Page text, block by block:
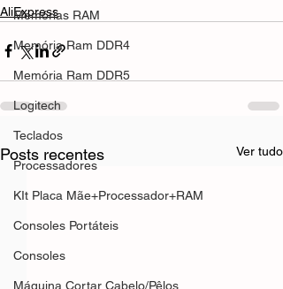
Memórias RAM
Memória Ram DDR4
Memória Ram DDR5
Logitech
Teclados
Processadores
KIt Placa Mãe+Processador+RAM
Consoles Portáteis
Consoles
Máquina Cortar Cabelo/Pêlos
AliExpress
Posts recentes Ver tudo